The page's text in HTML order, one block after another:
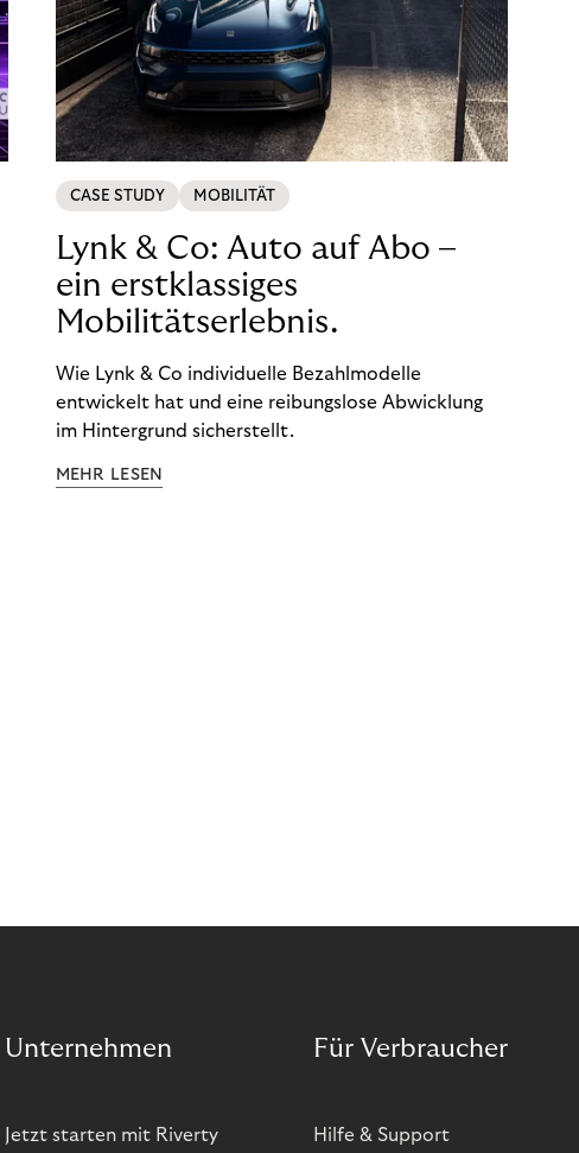
CASE STUDY MOBILITÄT
Lynk & Co: Auto auf Abo –
ein erstklassiges
Mobilitätserlebnis.
Wie Lynk & Co individuelle Bezahlmodelle
entwickelt hat und eine reibungslose Abwicklung
im Hintergrund sicherstellt.
MEHR LESEN
Unternehmen
Jetzt starten mit Riverty
Für Verbraucher
Hilfe & Support